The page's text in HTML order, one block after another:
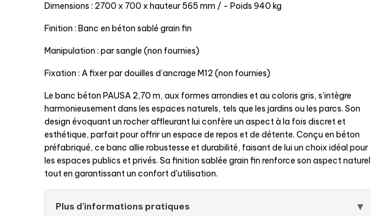
Dimensions : 2700 x 700 x hauteur 565 mm / - Poids 940 kg
Finition : Banc en béton sablé grain fin
Manipulation : par sangle (non fournies)
Fixation : A fixer par douilles d’ancrage M12 (non fournies)
Le banc béton PAUSA 2,70 m, aux formes arrondies et au coloris gris, s'intègre
harmonieusement dans les espaces naturels, tels que les jardins ou les parcs. Son
design évoquant un rocher affleurant lui confère un aspect à la fois discret et
esthétique, parfait pour offrir un espace de repos et de détente. Conçu en béton
préfabriqué, ce banc allie robustesse et durabilité, faisant de lui un choix idéal pour
les espaces publics et privés. Sa finition sablée grain fin renforce son aspect naturel
tout en garantissant un confort d'utilisation.
Plus d'informations pratiques ▾